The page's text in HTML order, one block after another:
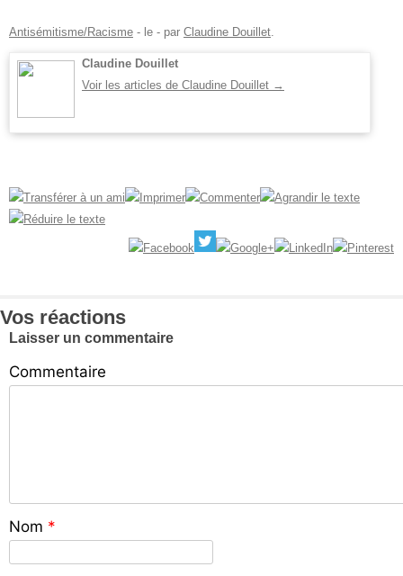
Insolites
Cuisine
Vos
Les
bonnes
Antisémitisme/Racisme - le - par Claudine Douillet.
Claudine Douillet
Voir les articles de Claudine Douillet →
Vos réactions
Laisser un commentaire
Commentaire
Nom *